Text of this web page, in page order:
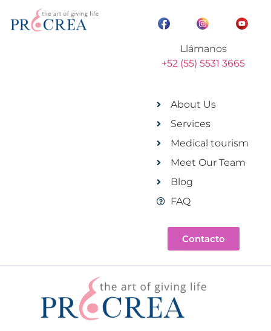
Llámanos
+52 (55) 5531 3665
About Us
Services
Medical tourism
Meet Our Team
Blog
FAQ
Contacto